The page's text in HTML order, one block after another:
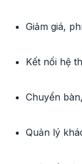
Giảm giá,
Kết nối hệ
Chuyển
Quản lý